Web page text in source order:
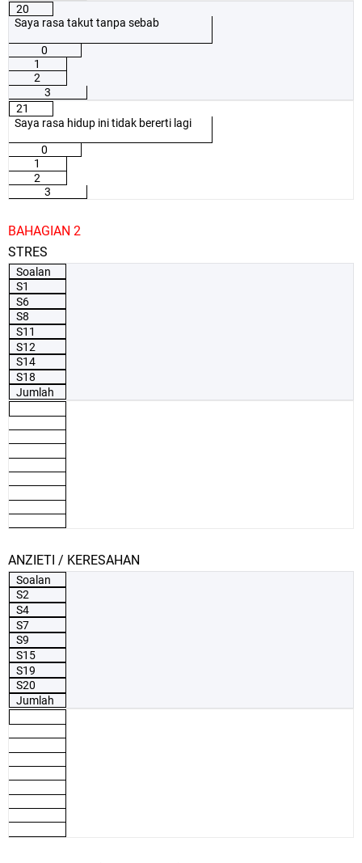
20
Saya rasa takut tanpa sebab
0
1
2
3
21
Saya rasa hidup ini tidak bererti lagi
0
1
2
3
BAHAGIAN 2
STRES
Soalan
S1
S6
S8
S11
S12
S14
S18
Jumlah
ANZIETI / KERESAHAN
Soalan
S2
S4
S7
S9
S15
S19
S20
Jumlah